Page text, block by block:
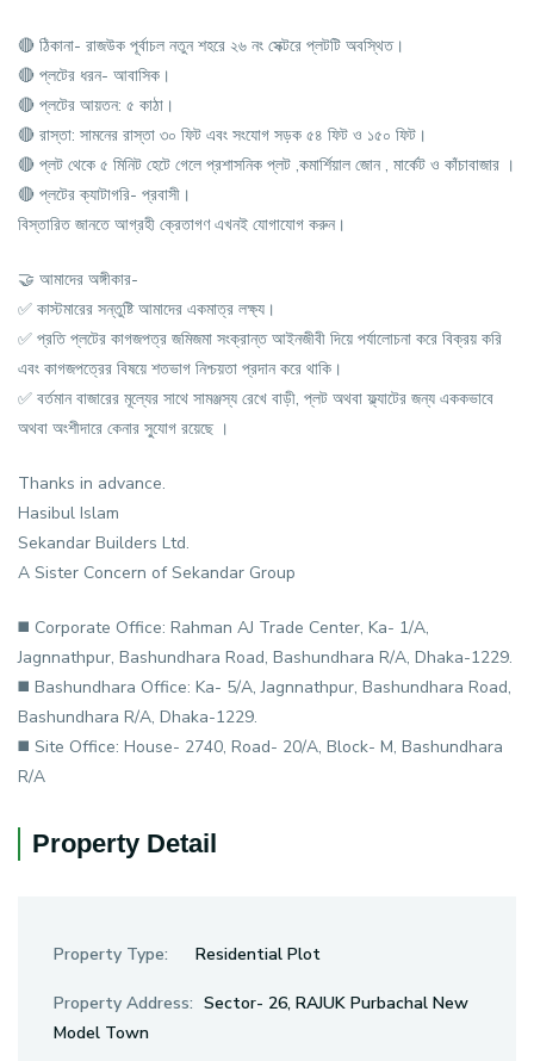
🔴 ঠিকানা- রাজউক পূর্বাচল নতুন শহরে ২৬ নং সেক্টরে প্লটটি অবস্থিত।
🔴 প্লটের ধরন- আবাসিক।
🔴 প্লটের আয়তন: ৫ কাঠা।
🔴 রাস্তা: সামনের রাস্তা ৩০ ফিট এবং সংযোগ সড়ক ৫৪ ফিট ও ১৫০ ফিট।
🔴 প্লট থেকে ৫ মিনিট হেটে গেলে প্রশাসনিক প্লট ,কমার্শিয়াল জোন , মার্কেট ও কাঁচাবাজার ।
🔴 প্লটের ক্যাটাগরি- প্রবাসী।
বিস্তারিত জানতে আগ্রহী ক্রেতাগণ এখনই যোগাযোগ করুন।
🤝 আমাদের অঙ্গীকার-
✅ কাস্টমারের সন্তুষ্টি আমাদের একমাত্র লক্ষ্য।
✅ প্রতি প্লটের কাগজপত্র জমিজমা সংক্রান্ত আইনজীবী দিয়ে পর্যালোচনা করে বিক্রয় করি
এবং কাগজপত্রের বিষয়ে শতভাগ নিশ্চয়তা প্রদান করে থাকি।
✅ বর্তমান বাজারের মূল্যের সাথে সামঞ্জস্য রেখে বাড়ী, প্লট অথবা ফ্ল্যাটের জন্য এককভাবে
অথবা অংশীদারে কেনার সু্যোগ রয়েছে ।
Thanks in advance.
Hasibul Islam
Sekandar Builders Ltd.
A Sister Concern of Sekandar Group
◼️ Corporate Office: Rahman AJ Trade Center, Ka- 1/A,
Jagnnathpur, Bashundhara Road, Bashundhara R/A, Dhaka-1229.
◼️ Bashundhara Office: Ka- 5/A, Jagnnathpur, Bashundhara Road,
Bashundhara R/A, Dhaka-1229.
◼️ Site Office: House- 2740, Road- 20/A, Block- M, Bashundhara
R/A
Property Detail
Property Type: Residential Plot
Property Address: Sector- 26, RAJUK Purbachal New
Model Town